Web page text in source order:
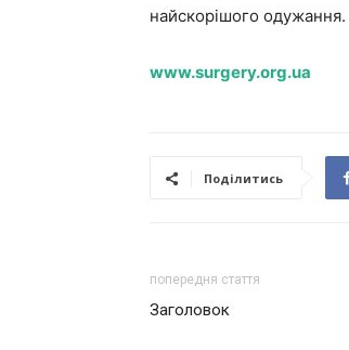
найскорішого одужання.
www.surgery.org.ua
Поділитись
попередня стаття
Заголовок